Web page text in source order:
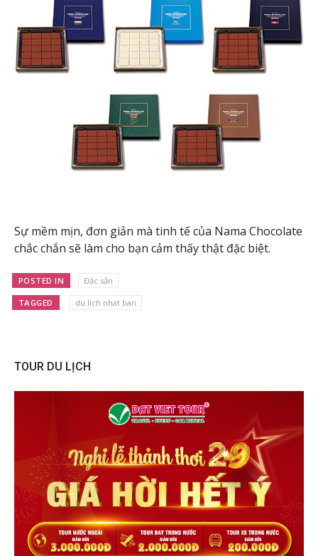
Sự mềm mịn, đơn giản mà tinh tế của Nama Chocolate
chắc chắn sẽ làm cho bạn cảm thấy thật đặc biệt.
POSTED IN Đặc sản
TAGGED du lich nhat ban
TOUR DU LỊCH